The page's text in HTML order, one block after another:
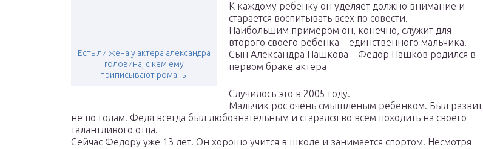
Есть ли жена у актера александра
головина, с кем ему
приписывают романы
К каждому ребенку он уделяет должно внимание и
старается воспитывать всех по совести.
Наибольшим примером он, конечно, служит для
второго своего ребенка – единственного мальчика.
Сын Александра Пашкова – Федор Пашков родился в
первом браке актера
Случилось это в 2005 году.
Мальчик рос очень смышленым ребенком. Был развит
не по годам. Федя всегда был любознательным и старался во всем походить на своего
талантливого отца.
Сейчас Федору уже 13 лет. Он хорошо учится в школе и занимается спортом. Несмотря